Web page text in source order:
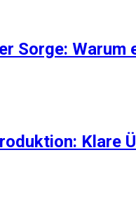
Sorge:
Klare